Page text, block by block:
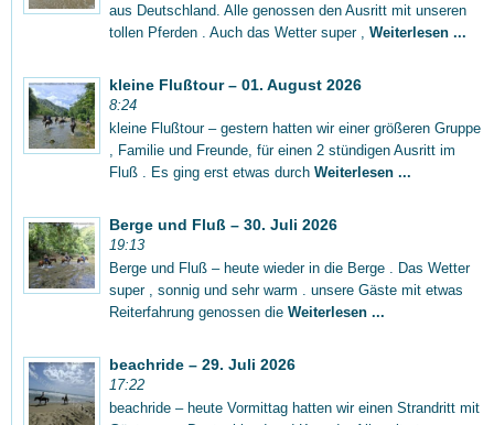
aus Deutschland. Alle genossen den Ausritt mit unseren
tollen Pferden . Auch das Wetter super , Weiterlesen ...
kleine Flußtour – 01. August 2026
8:24
kleine Flußtour – gestern hatten wir einer größeren Gruppe
, Familie und Freunde, für einen 2 stündigen Ausritt im
Fluß . Es ging erst etwas durch Weiterlesen ...
Berge und Fluß – 30. Juli 2026
19:13
Berge und Fluß – heute wieder in die Berge . Das Wetter
super , sonnig und sehr warm . unsere Gäste mit etwas
Reiterfahrung genossen die Weiterlesen ...
beachride – 29. Juli 2026
17:22
beachride – heute Vormittag hatten wir einen Strandritt mit